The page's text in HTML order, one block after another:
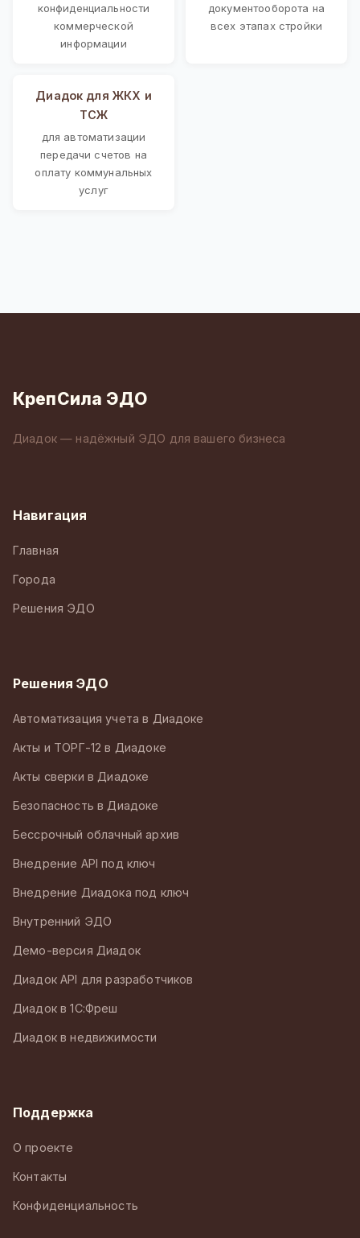
конфиденциальности
коммерческой
информации
документооборота на
всех этапах стройки
Диадок для ЖКХ и
ТСЖ
для автоматизации
передачи счетов на
оплату коммунальных
услуг
КрепСила ЭДО
Диадок — надёжный ЭДО для вашего бизнеса
Навигация
Главная
Города
Решения ЭДО
Решения ЭДО
Автоматизация учета в Диадоке
Акты и ТОРГ-12 в Диадоке
Акты сверки в Диадоке
Безопасность в Диадоке
Бессрочный облачный архив
Внедрение API под ключ
Внедрение Диадока под ключ
Внутренний ЭДО
Демо-версия Диадок
Диадок API для разработчиков
Диадок в 1С:Фреш
Диадок в недвижимости
Поддержка
О проекте
Контакты
Конфиденциальность